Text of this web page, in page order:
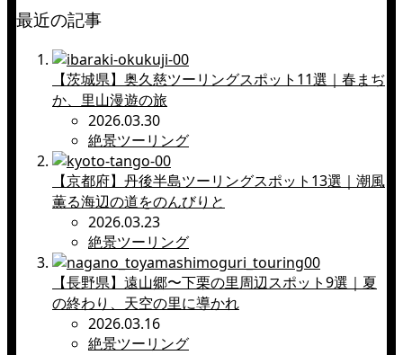
最近の記事
【茨城県】奥久慈ツーリングスポット11選｜春まぢ
か、里山漫遊の旅
2026.03.30
絶景ツーリング
【京都府】丹後半島ツーリングスポット13選｜潮風
薫る海辺の道をのんびりと
2026.03.23
絶景ツーリング
【長野県】遠山郷〜下栗の里周辺スポット9選｜夏
の終わり、天空の里に導かれ
2026.03.16
絶景ツーリング